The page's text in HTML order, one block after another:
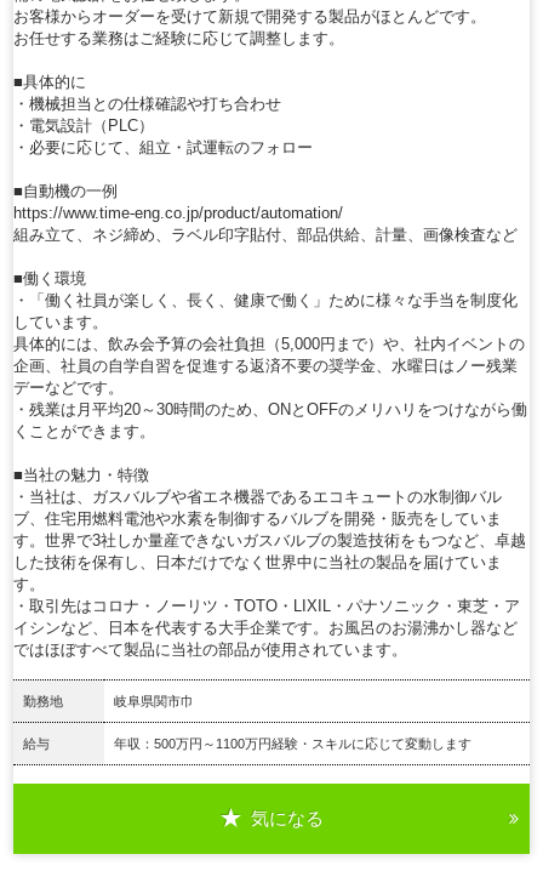
お客様からオーダーを受けて新規で開発する製品がほとんどです。
お任せする業務はご経験に応じて調整します。
■具体的に
・機械担当との仕様確認や打ち合わせ
・電気設計（PLC）
・必要に応じて、組立・試運転のフォロー
■自動機の一例
https://www.time-eng.co.jp/product/automation/
組み立て、ネジ締め、ラベル印字貼付、部品供給、計量、画像検査など
■働く環境
・「働く社員が楽しく、長く、健康で働く」ために様々な手当を制度化
しています。
具体的には、飲み会予算の会社負担（5,000円まで）や、社内イベントの
企画、社員の自学自習を促進する返済不要の奨学金、水曜日はノー残業
デーなどです。
・残業は月平均20～30時間のため、ONとOFFのメリハリをつけながら働
くことができます。
■当社の魅力・特徴
・当社は、ガスバルブや省エネ機器であるエコキュートの水制御バル
ブ、住宅用燃料電池や水素を制御するバルブを開発・販売をしていま
す。世界で3社しか量産できないガスバルブの製造技術をもつなど、卓越
した技術を保有し、日本だけでなく世界中に当社の製品を届けていま
す。
・取引先はコロナ・ノーリツ・TOTO・LIXIL・パナソニック・東芝・ア
イシンなど、日本を代表する大手企業です。お風呂のお湯沸かし器など
ではほぼすべて製品に当社の部品が使用されています。
勤務地 岐阜県関市巾
給与 年収：500万円～1100万円経験・スキルに応じて変動します
気になる